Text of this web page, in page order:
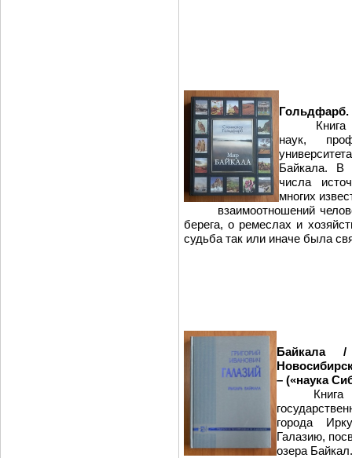
Гольдфарб.
наук,
Байкала. В
числа
многих
взаимоотношений
берега, о ремеслах и
судьба так или иначе была
Байкала
– («наука
города
Галазию,
озера Байкал.